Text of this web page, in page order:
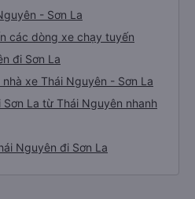
- Sơn La
các dòng xe chạy tuyến
đi Sơn La
xe Thái Nguyên - Sơn La
La từ Thái Nguyên nhanh
Nguyên đi Sơn La